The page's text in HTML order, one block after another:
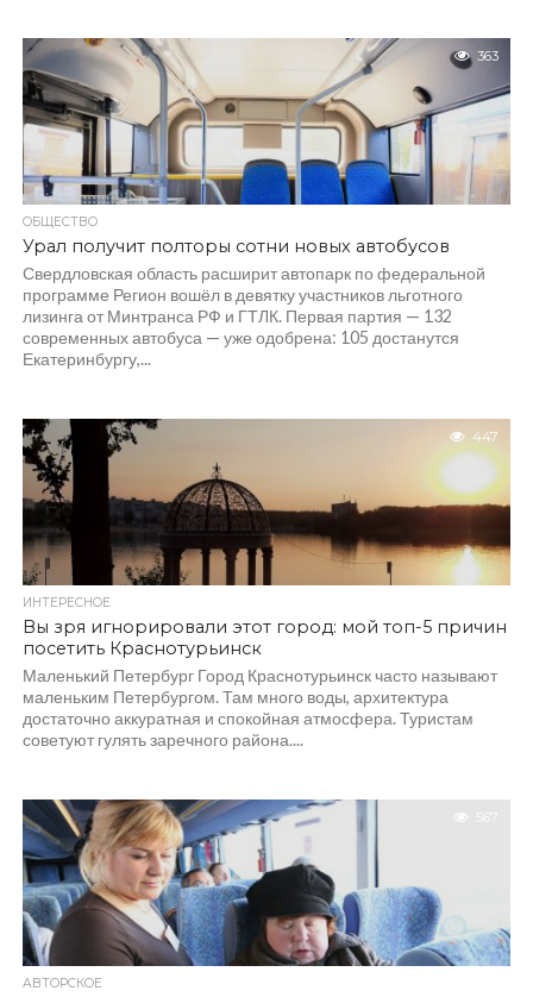
363
ОБЩЕСТВО
Урал получит полторы сотни новых автобусов
Свердловская область расширит автопарк по федеральной
программе Регион вошёл в девятку участников льготного
лизинга от Минтранса РФ и ГТЛК. Первая партия — 132
современных автобуса — уже одобрена: 105 достанутся
Екатеринбургу,...
447
ИНТЕРЕСНОЕ
Вы зря игнорировали этот город: мой топ-5 причин
посетить Краснотурьинск
Маленький Петербург Город Краснотурьинск часто называют
маленьким Петербургом. Там много воды, архитектура
достаточно аккуратная и спокойная атмосфера. Туристам
советуют гулять заречного района....
567
АВТОРСКОЕ